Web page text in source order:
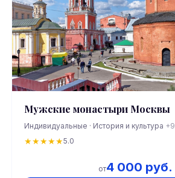
Мужские монастыри Москвы
Индивидуальные · История и культура +9
★★★★★5.0
от4 000 руб.